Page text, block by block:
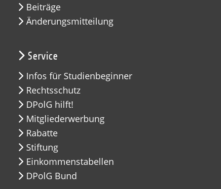
Beiträge
Änderungsmitteilung
Service
Infos für Studienbeginner
Rechtsschutz
DPolG hilft!
Mitgliederwerbung
Rabatte
Stiftung
Einkommenstabellen
DPolG Bund